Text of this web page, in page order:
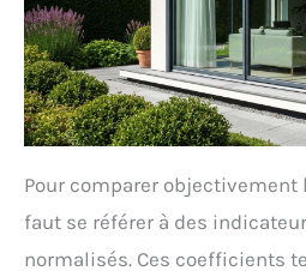
Pour comparer
faut se référer à des
normalisés. Ces coefficients